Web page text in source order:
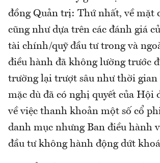
đồng Quản trị: Thứ nhất, về mặt
cũng như dựa trên các đánh giá
tài chính/quỹ đầu tư trong và
điều hành đã không lường trước
trường lại trượt sâu như thời gian
mặc dù đã có nghị quyết của Hội
về việc thanh khoản một số cổ
danh mục nhưng Ban điều hành
đầu tư không hành động dứt